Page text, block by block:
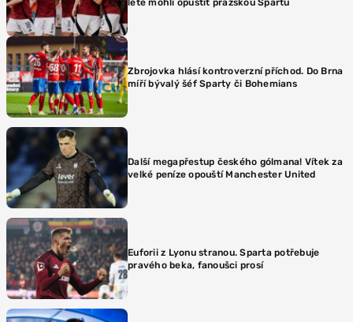
Zbrojovka hlásí kontroverzní příchod. Do Brna
míří bývalý šéf Sparty či Bohemians
Další megapřestup českého gólmana! Vítek za
velké peníze opouští Manchester United
Euforii z Lyonu stranou. Sparta potřebuje
pravého beka, fanoušci prosí